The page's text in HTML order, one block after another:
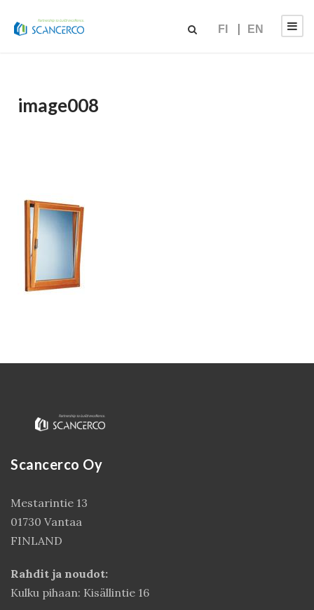
FI EN
image008
Scancerco Oy
Mestarintie 13
01730 Vantaa
FINLAND
Rahdit ja noudot:
Kulku pihaan: Kisällintie 16